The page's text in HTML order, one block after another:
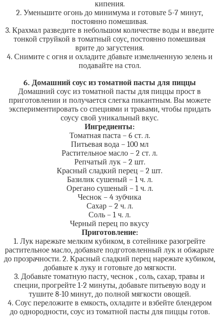
кипения.
2. Уменьшите огонь до минимума и готовьте 5-7 минут,
постоянно помешивая.
3. Крахмал разведите в небольшом количестве воды и введите
тонкой струйкой в томатный соус, постоянно помешивая
врите до загустения.
4. Снимите с огня и охладите дбавьте измельченную зелень и
подавайте на стол.
6. Домашний соус из томатной пасты для пиццы
Домашний соус из томатной пасты для пиццы прост в
приготовлении и получается слегка пикантным. Вы можете
экспериментировать со специями и травами, чтобы придать
соусу свой уникальный вкус.
Ингредиенты:
Томатная паста – 6 ст. л.
Питьевая вода – 100 мл
Растительное масло – 2 ст. л.
Репчатый лук – 2 шт.
Красный сладкий перец – 2 шт.
Базилик сушеный – 1 ч. л.
Орегано сушеный – 1 ч. л.
Чеснок – 4 зубчика
Сахар – 2 ч. л.
Соль – 1 ч. л.
Черный перец по вкусу
Приготовление:
1. Лук нарежьте мелким кубиком, в сотейнике разогрейте
растительное масло, добавьте подготовленный лук и обжарьте
до прозрачности. 2. Красный сладкий перец нарежьте кубиком,
добавьте к луку и готовьте до мягкости.
3. Добавьте томатную пасту, чеснок , соль, сахар, травы и
специи, прогрейте 1-2 минуты, добавьте питьевую воду и
тушите 8-10 минут, до полной мягкости овощей.
4. Соус переложите в емкость, охладите и взбейте блендером
до однородности, соус из томатной пасты для пиццы готов.